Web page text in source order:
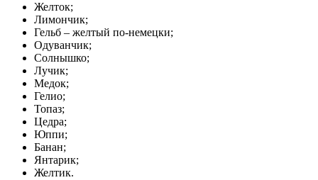
Желток;
Лимончик;
Гельб – желтый по-немецки;
Одуванчик;
Солнышко;
Лучик;
Медок;
Гелио;
Топаз;
Цедра;
Юппи;
Банан;
Янтарик;
Желтик.